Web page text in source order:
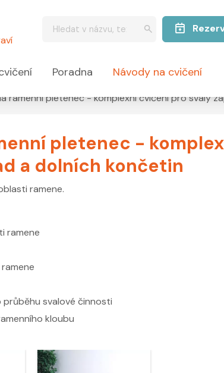
Poradna Návody na cvičení
ramenní pletenec - komplexní cvičení pro svaly
pletenec -
a dolních končetin
ramene.
ramene
průběhu svalové činnosti
kloubu